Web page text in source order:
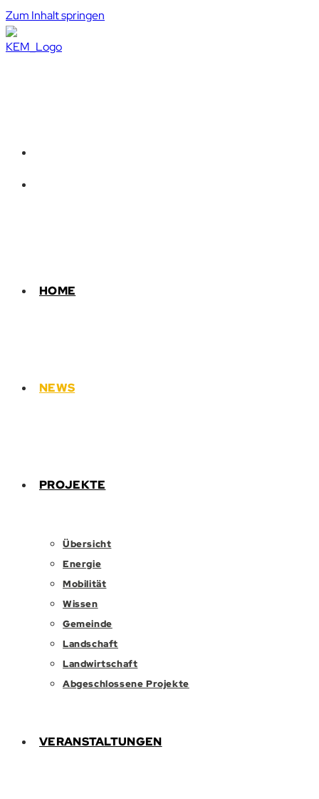
Zum Inhalt springen
HOME
NEWS
PROJEKTE
Übersicht
Energie
Mobilität
Wissen
Gemeinde
Landschaft
Landwirtschaft
Abgeschlossene Projekte
VERANSTALTUNGEN